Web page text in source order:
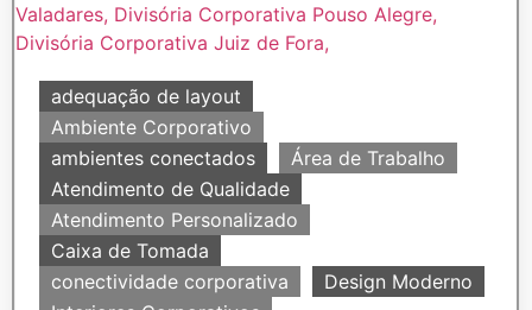
adequação de layout
Ambiente Corporativo
ambientes conectados
Área de Trabalho
Atendimento de Qualidade
Atendimento Personalizado
Caixa de Tomada
conectividade corporativa
Design Moderno